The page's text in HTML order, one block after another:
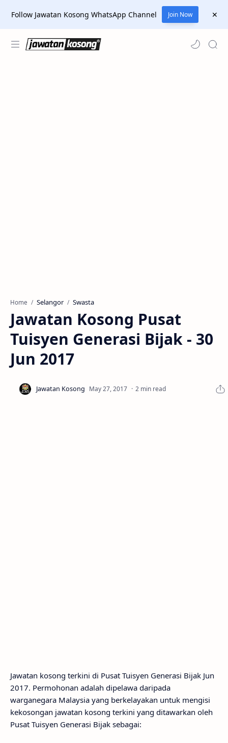
Follow Jawatan Kosong WhatsApp Channel Join Now
Home Selangor Swasta
Jawatan Kosong Pusat
Tuisyen Generasi Bijak - 30
Jun 2017
2 min read
Jawatan kosong terkini di Pusat Tuisyen Generasi Bijak Jun
2017. Permohonan adalah dipelawa daripada
warganegara Malaysia yang berkelayakan untuk mengisi
kekosongan jawatan kosong terkini yang ditawarkan oleh
Pusat Tuisyen Generasi Bijak sebagai: